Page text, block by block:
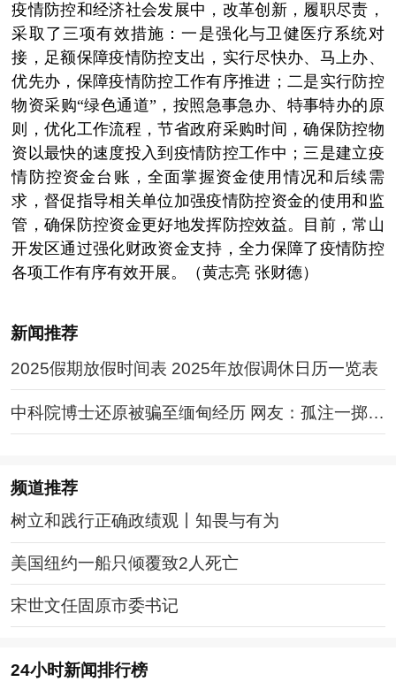
疫情防控和经济社会发展中，改革创新，履职尽责，
采取了三项有效措施：一是强化与卫健医疗系统对
接，足额保障疫情防控支出，实行尽快办、马上办、
优先办，保障疫情防控工作有序推进；二是实行防控
物资采购“绿色通道”，按照急事急办、特事特办的原
则，优化工作流程，节省政府采购时间，确保防控物
资以最快的速度投入到疫情防控工作中；三是建立疫
情防控资金台账，全面掌握资金使用情况和后续需
求，督促指导相关单位加强疫情防控资金的使用和监
管，确保防控资金更好地发挥防控效益。目前，常山
开发区通过强化财政资金支持，全力保障了疫情防控
各项工作有序有效开展。（黄志亮 张财德）
新闻推荐
2025假期放假时间表 2025年放假调休日历一览表
中科院博士还原被骗至缅甸经历 网友：孤注一掷现
实版
频道推荐
树立和践行正确政绩观丨知畏与有为
美国纽约一船只倾覆致2人死亡
宋世文任固原市委书记
24小时新闻排行榜